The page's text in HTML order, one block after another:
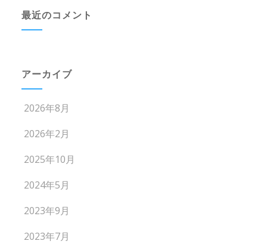
最近のコメント
アーカイブ
2026年8月
2026年2月
2025年10月
2024年5月
2023年9月
2023年7月